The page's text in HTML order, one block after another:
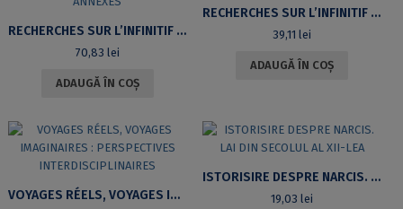
RECHERCHES SUR L’INFINITIF ET LA PROPOSITION INFINITIVE EN GREC HOMÉRIQUE, VOL II, ANNEXES
70,83 lei
ADAUGĂ ÎN COȘ
RECHERCHES SUR L’INFINITIF ET LA PROPOSITION INFINITIVE EN GREC HOMÉRIQUE, VOL I
39,11lei
ADAUGĂ ÎN COȘ
VOYAGES RÉELS, VOYAGES IMAGINAIRES : PERSPECTIVES INTERDISCIPLINAIRES
ISTORISIRE DESPRE NARCIS. LAI DIN SECOLUL AL XII-LEA
19,03lei